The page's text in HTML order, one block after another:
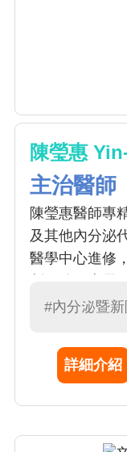
陳瑩惠
主治醫師
陳瑩惠醫師專
及其他內分泌
醫學中心進修
音波檢查，並
#內分泌暨
詳細介紹